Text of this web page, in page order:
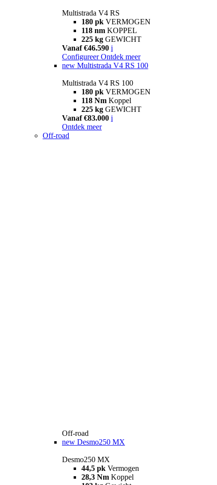
Multistrada V4 RS
180 pk VERMOGEN
118 nm KOPPEL
225 kg GEWICHT
Vanaf €46.590 i
Configureer Ontdek meer
new Multistrada V4 RS 100
Multistrada V4 RS 100
180 pk VERMOGEN
118 Nm Koppel
225 kg GEWICHT
Vanaf €83.000 i
Ontdek meer
Off-road
Off-road
new Desmo250 MX
Desmo250 MX
44,5 pk Vermogen
28,3 Nm Koppel